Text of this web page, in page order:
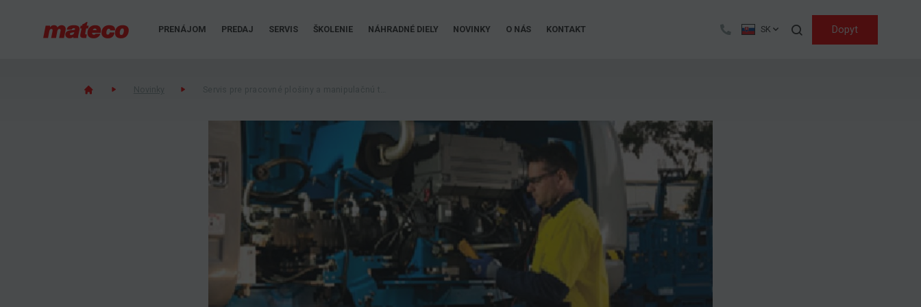
PRENÁJOM PREDAJ SERVIS ŠKOLENIE NÁHRADNÉ DIELY NOVINKY O NÁS KONTAKT SK Dopyt
Hľadať